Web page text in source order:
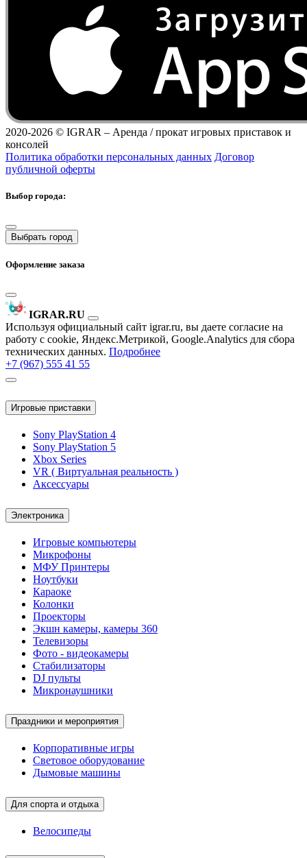
2020-2026 © IGRAR – Аренда / прокат игровых приставок и
консолей
Политика обработки персональных данных Договор
публичной оферты
Выбор города:
Выбрать город
Оформление заказа
IGRAR.RU
Используя официальный сайт igrar.ru, вы даете согласие на
работу с cookie, Яндекс.Метрикой, Google.Analytics для сбора
технических данных. Подробнее
+7 (967) 555 41 55
Игровые приставки
Sony PlayStation 4
Sony PlayStation 5
Xbox Series
VR ( Виртуальная реальность )
Аксессуары
Электроника
Игровые компьютеры
Микрофоны
МФУ Принтеры
Ноутбуки
Караоке
Колонки
Проекторы
Экшн камеры, камеры 360
Телевизоры
Фото - видеокамеры
Стабилизаторы
DJ пульты
Микронаушники
Праздники и мероприятия
Корпоративные игры
Световое оборудование
Дымовые машины
Для спорта и отдыха
Велосипеды